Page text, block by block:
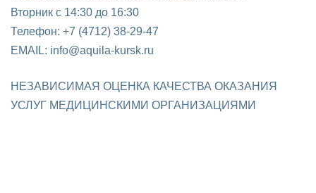
Вторник с 14:30 до 16:30
Телефон: +7 (4712) 38-29-47
EMAIL: info@aquila-kursk.ru
НЕЗАВИСИМАЯ ОЦЕНКА КАЧЕСТВА ОКАЗАНИЯ
УСЛУГ МЕДИЦИНСКИМИ ОРГАНИЗАЦИЯМИ